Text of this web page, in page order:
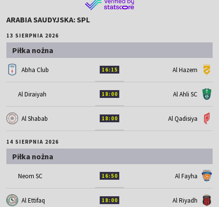
ARABIA SAUDYJSKA: SPL
13 SIERPNIA 2026
Piłka nożna
Abha Club 16:15 Al Hazem
Al Diraiyah 18:00 Al Ahli SC
Al Shabab 18:00 Al Qadisiya
14 SIERPNIA 2026
Piłka nożna
Neom SC 16:50 Al Fayha
Al Ettifaq 18:00 Al Riyadh